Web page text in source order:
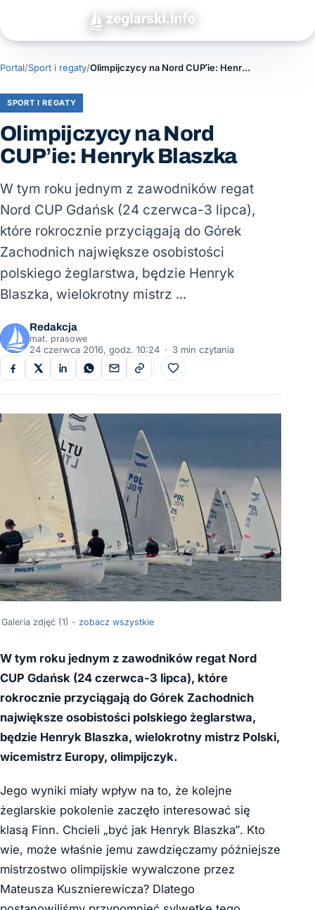
Portal/Sport i regaty/ Olimpijczycy na Nord CUP’ie: Henryk Blaszka
SPORT I REGATY
Olimpijczycy na Nord
CUP’ie: Henryk Blaszka
W tym roku jednym z zawodników regat
Nord CUP Gdańsk (24 czerwca-3 lipca),
które rokrocznie przyciągają do Górek
Zachodnich największe osobistości
polskiego żeglarstwa, będzie Henryk
Blaszka, wielokrotny mistrz …
Redakcja
mat. prasowe
24 czerwca 2016, godz. 10:24 · 3 min czytania
Do ulubionych
Galeria zdjęć (1) - zobacz wszystkie
W tym roku jednym z zawodników regat Nord
CUP Gdańsk (24 czerwca-3 lipca), które
rokrocznie przyciągają do Górek Zachodnich
największe osobistości polskiego żeglarstwa,
będzie Henryk Blaszka, wielokrotny mistrz Polski,
wicemistrz Europy, olimpijczyk.
Jego wyniki miały wpływ na to, że kolejne
żeglarskie pokolenie zaczęło interesować się
klasą Finn. Chcieli „być jak Henryk Blaszka”. Kto
wie, może właśnie jemu zawdzięczamy późniejsze
mistrzostwo olimpijskie wywalczone przez
Mateusza Kusznierewicza? Dlatego